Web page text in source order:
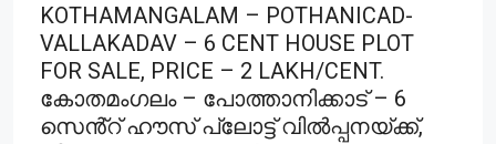
KOTHAMANGALAM – POTHANICAD-
VALLAKADAV – 6 CENT HOUSE PLOT
FOR SALE, PRICE – 2 LAKH/CENT.
കോതമംഗലം – പോത്താനിക്കാട് – 6
സെൻ്റ് ഹൗസ് പ്ലോട്ട് വിൽപ്പനയ്ക്ക്,